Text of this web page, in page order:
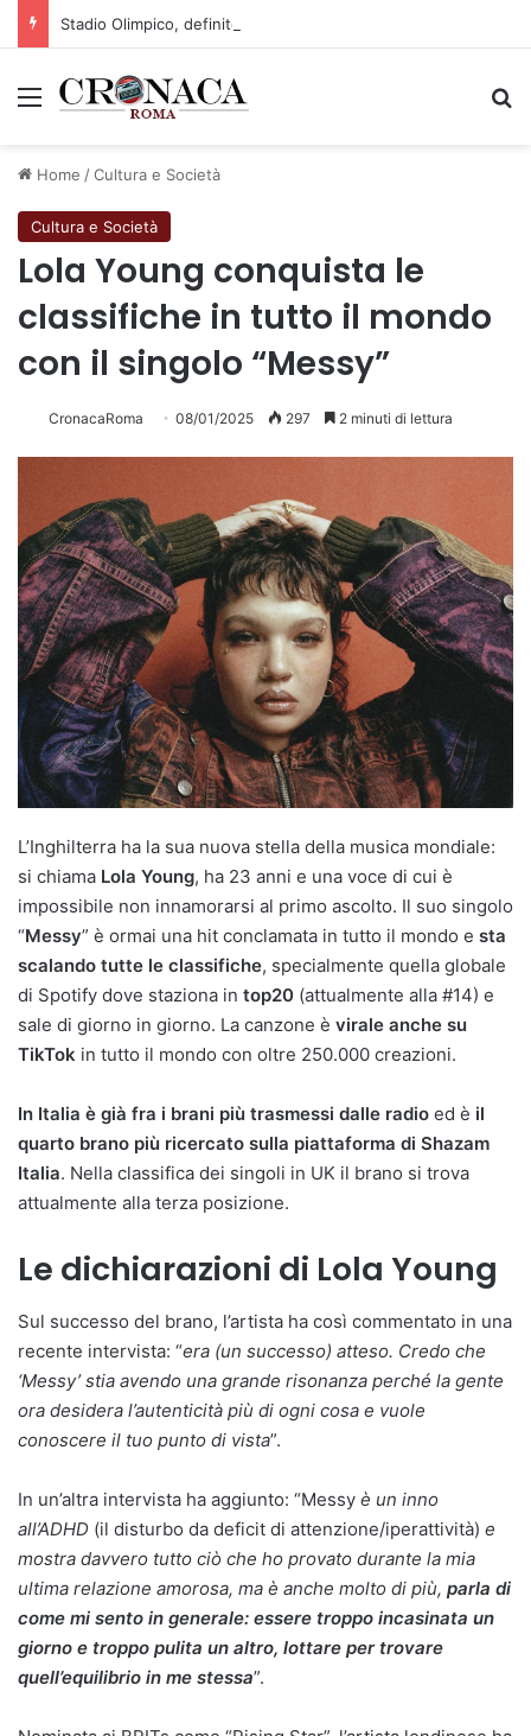
Stadio Olimpico, definito il piano mobilità 2026-27
Menu
Home /Cultura e Società
Cultura e Società
Lola Young conquista le
classifiche in tutto il mondo
con il singolo “Messy”
CronacaRoma 08/01/2025 297 2 minuti di lettura
L’Inghilterra ha la sua nuova stella della musica mondiale:
si chiama Lola Young, ha 23 anni e una voce di cui è
impossibile non innamorarsi al primo ascolto. Il suo singolo
“Messy” è ormai una hit conclamata in tutto il mondo e sta
scalando tutte le classifiche, specialmente quella globale
di Spotify dove staziona in top20 (attualmente alla #14) e
sale di giorno in giorno. La canzone è virale anche su
TikTok in tutto il mondo con oltre 250.000 creazioni.
In Italia è già fra i brani più trasmessi dalle radio ed è il
quarto brano più ricercato sulla piattaforma di Shazam
Italia. Nella classifica dei singoli in UK il brano si trova
attualmente alla terza posizione.
Le dichiarazioni di Lola Young
Sul successo del brano, l’artista ha così commentato in una
recente intervista: “era (un successo) atteso. Credo che
‘Messy’ stia avendo una grande risonanza perché la gente
ora desidera l’autenticità più di ogni cosa e vuole
conoscere il tuo punto di vista”.
In un’altra intervista ha aggiunto: “Messy è un inno
all’ADHD (il disturbo da deficit di attenzione/iperattività) e
mostra davvero tutto ciò che ho provato durante la mia
ultima relazione amorosa, ma è anche molto di più, parla di
come mi sento in generale: essere troppo incasinata un
giorno e troppo pulita un altro, lottare per trovare
quell’equilibrio in me stessa”.